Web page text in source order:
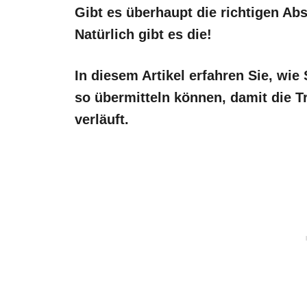
Gibt es überhaupt die richtigen
Natürlich gibt es die!
In diesem Artikel erfahren Sie, wie
so übermitteln können, damit die
verläuft.